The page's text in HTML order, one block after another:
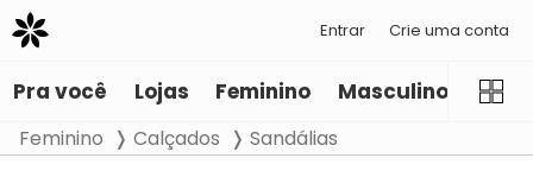
Entrar Crie uma conta
Pra você Lojas Feminino Masculino
Feminino Calçados Sandálias